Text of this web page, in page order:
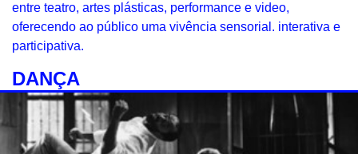
entre teatro, artes plásticas, performance e video,
oferecendo ao público uma vivência sensorial. interativa e
participativa.
DANÇA